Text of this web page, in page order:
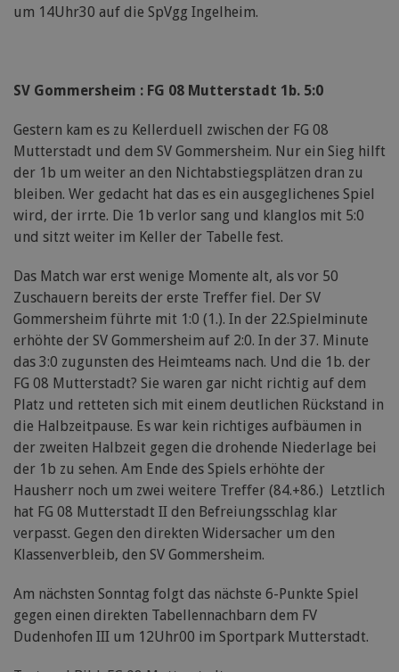
um 14Uhr30 auf die SpVgg Ingelheim.
SV Gommersheim : FG 08 Mutterstadt 1b. 5:0
Gestern kam es zu Kellerduell zwischen der FG 08
Mutterstadt und dem SV Gommersheim. Nur ein Sieg hilft
der 1b um weiter an den Nichtabstiegsplätzen dran zu
bleiben. Wer gedacht hat das es ein ausgeglichenes Spiel
wird, der irrte. Die 1b verlor sang und klanglos mit 5:0
und sitzt weiter im Keller der Tabelle fest.
Das Match war erst wenige Momente alt, als vor 50
Zuschauern bereits der erste Treffer fiel. Der SV
Gommersheim führte mit 1:0 (1.). In der 22.Spielminute
erhöhte der SV Gommersheim auf 2:0. In der 37. Minute
das 3:0 zugunsten des Heimteams nach. Und die 1b. der
FG 08 Mutterstadt? Sie waren gar nicht richtig auf dem
Platz und retteten sich mit einem deutlichen Rückstand in
die Halbzeitpause. Es war kein richtiges aufbäumen in
der zweiten Halbzeit gegen die drohende Niederlage bei
der 1b zu sehen. Am Ende des Spiels erhöhte der
Hausherr noch um zwei weitere Treffer (84.+86.) Letztlich
hat FG 08 Mutterstadt II den Befreiungsschlag klar
verpasst. Gegen den direkten Widersacher um den
Klassenverbleib, den SV Gommersheim.
Am nächsten Sonntag folgt das nächste 6-Punkte Spiel
gegen einen direkten Tabellennachbarn dem FV
Dudenhofen III um 12Uhr00 im Sportpark Mutterstadt.